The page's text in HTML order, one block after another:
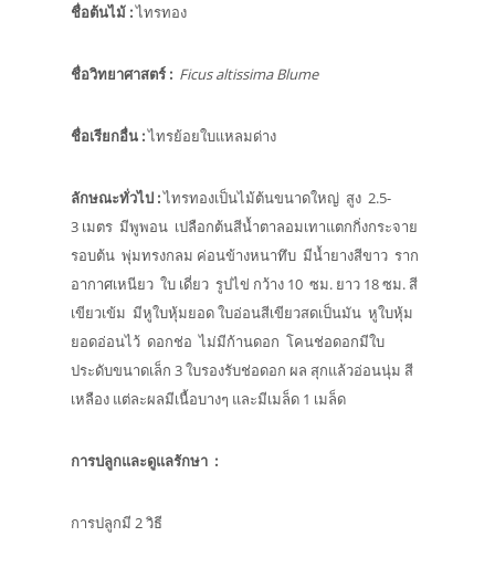
ชื่อต้นไม้ :ไทรทอง
ชื่อวิทยาศาสตร์ : Ficus altissima Blume
ชื่อเรียกอื่น :ไทรย้อยใบแหลมด่าง
ลักษณะทั่วไป :ไทรทองเป็นไม้ต้นขนาดใหญ่ สูง 2.5-
3 เมตร มีพูพอน เปลือกต้นสีน้ำตาลอมเทาแตกกิ่งกระจาย
รอบต้น พุ่มทรงกลม ค่อนข้างหนาทึบ มีน้ำยางสีขาว ราก
อากาศเหนียว ใบ เดี่ยว รูปไข่ กว้าง 10 ซม. ยาว 18 ซม. สี
เขียวเข้ม มีหูใบหุ้มยอด ใบอ่อนสีเขียวสดเป็นมัน หูใบหุ้ม
ยอดอ่อนไว้ ดอกช่อ ไม่มีก้านดอก โคนช่อดอกมีใบ
ประดับขนาดเล็ก 3 ใบรองรับช่อดอก ผล สุกแล้วอ่อนนุ่ม สี
เหลือง แต่ละผลมีเนื้อบางๆ และมีเมล็ด 1 เมล็ด
การปลูกและดูแลรักษา :
การปลูกมี 2 วิธี